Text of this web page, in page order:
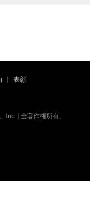
表彰
| 全著作権所有。